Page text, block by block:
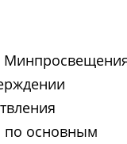
по основным